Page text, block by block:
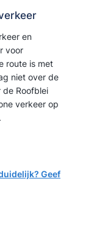
en
voor
route is met
niet over de
de Roofblei
verkeer op
Geef